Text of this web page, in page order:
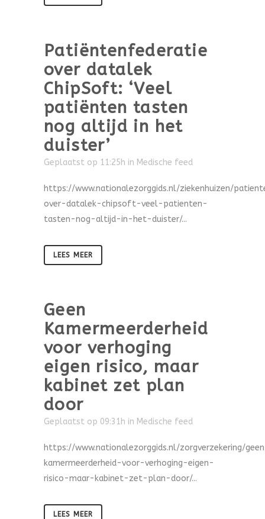
Patiëntenfederatie
over datalek
ChipSoft: ‘Veel
patiënten tasten
nog altijd in het
duister’
Geplaatst op 11:25h in Medische feed
https://www.nationalezorggids.nl/ziekenhuizen/
over-datalek-chipsoft-veel-patienten-
tasten-nog-altijd-in-het-duister/...
LEES MEER
Geen
Kamermeerderheid
voor verhoging
eigen risico, maar
kabinet zet plan
door
Geplaatst op 09:31h in Medische feed
https://www.nationalezorggids.nl/zorgverzekering/
kamermeerderheid-voor-verhoging-eigen-
risico-maar-kabinet-zet-plan-door/...
LEES MEER